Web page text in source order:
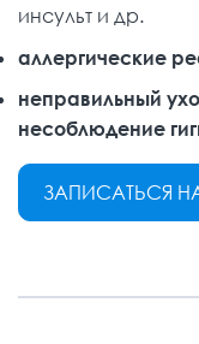
инсульт и др.
аллергические
неправильный
несоблюдение
ЗАПИСАТЬСЯ